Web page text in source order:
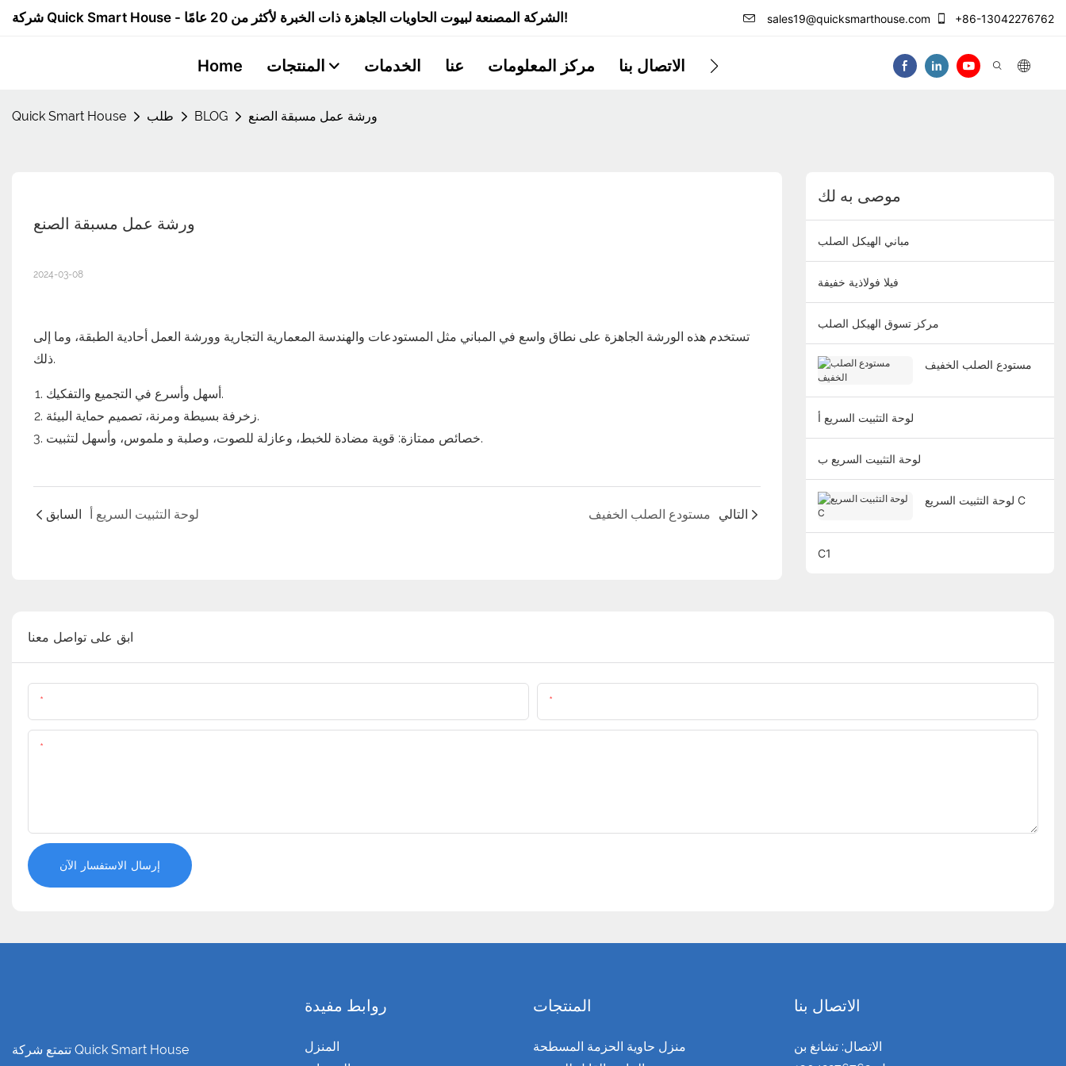
شركة Quick Smart House - الشركة المصنعة لبيوت الحاويات الجاهزة ذات الخبرة لأكثر من 20 عامًا! sales19@quicksmarthouse.com +86-13042276762
Home المنتجات الخدمات عنا مركز المعلومات الاتصال بنا فيديو
Quick Smart House طلب BLOG ورشة عمل مسبقة الصنع
ورشة عمل مسبقة الصنع
2024-03-08
تستخدم هذه الورشة الجاهزة على نطاق واسع في المباني مثل المستودعات والهندسة المعمارية التجارية وورشة العمل أحادية الطبقة، وما إلى
ذلك.
أسهل وأسرع في التجميع والتفكيك.
زخرفة بسيطة ومرنة، تصميم حماية البيئة.
خصائص ممتازة: قوية مضادة للخبط، وعازلة للصوت، وصلبة و ملموس، وأسهل لتثبيت.
السابق لوحة التثبيت السريع أ مستودع الصلب الخفيف التالي
موصى به لك
مباني الهيكل الصلب
فيلا فولاذية خفيفة
مركز تسوق الهيكل الصلب
مستودع الصلب الخفيف
لوحة التثبيت السريع أ
لوحة التثبيت السريع ب
لوحة التثبيت السريع C
C1
ابق على تواصل معنا
إرسال الاستفسار الآن
تتمتع شركة Quick Smart House
روابط مفيدة
المنزل
المنتجات
منزل حاوية الحزمة المسطحة
الاتصال بنا
الاتصال: تشانغ بن